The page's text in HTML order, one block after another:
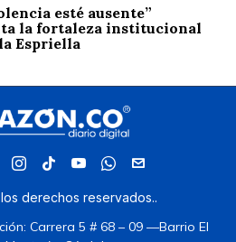
esté ausente”
la fortaleza institucional
Espriella
derechos reservados..
Carrera 5 # 68 – 09 —Barrio El